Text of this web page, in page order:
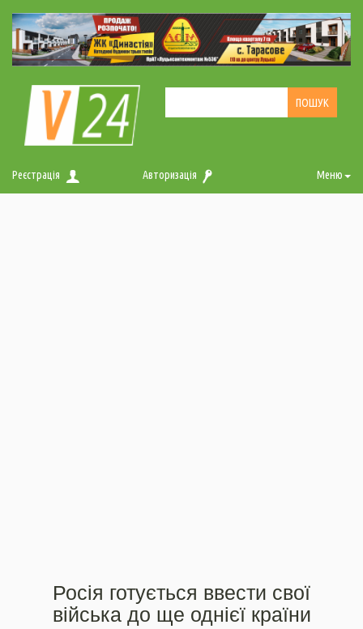
Реєстрація Авторизація Меню
Росія готується ввести свої
війська до ще однієї країни